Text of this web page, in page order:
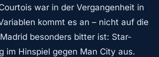
war in der Vergangenheit in
kommt es an – nicht auf die
besonders bitter ist: Star-
im Hinspiel gegen Man City aus.